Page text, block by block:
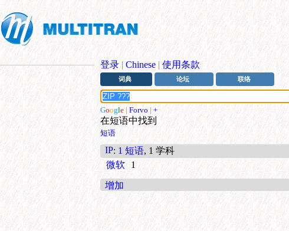
登录 | Chinese | 使用条款
词典 论坛 联络
Google | Forvo | +
在短语中找到
短语
IP: 1 短语, 1 学科
微软
1
增加